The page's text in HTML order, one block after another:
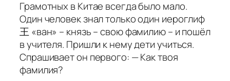
Грамотных в Китае всегда было мало.
Один человек знал только один иероглиф
王 «ван» – князь – свою фамилию – и пошёл
в учителя. Пришли к нему дети учиться.
Спрашивает он первого: — Как твоя
фамилия?